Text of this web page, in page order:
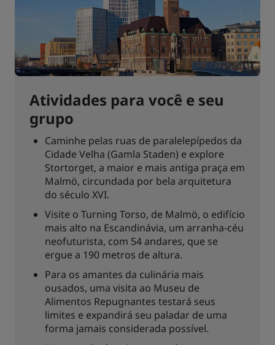
Atividades para você e seu
grupo
Caminhe pelas ruas de paralelepípedos da
Cidade Velha (Gamla Staden) e explore
Stortorget, a maior e mais antiga praça em
Malmö, circundada por bela arquitetura
do século XVI.
Visite o Turning Torso, de Malmö, o edifício
mais alto na Escandinávia, um arranha-céu
neofuturista, com 54 andares, que se
ergue a 190 metros de altura.
Para os amantes da culinária mais
ousados, uma visita ao Museu de
Alimentos Repugnantes testará seus
limites e expandirá seu paladar de uma
forma jamais considerada possível.